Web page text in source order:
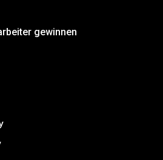
gewinnen